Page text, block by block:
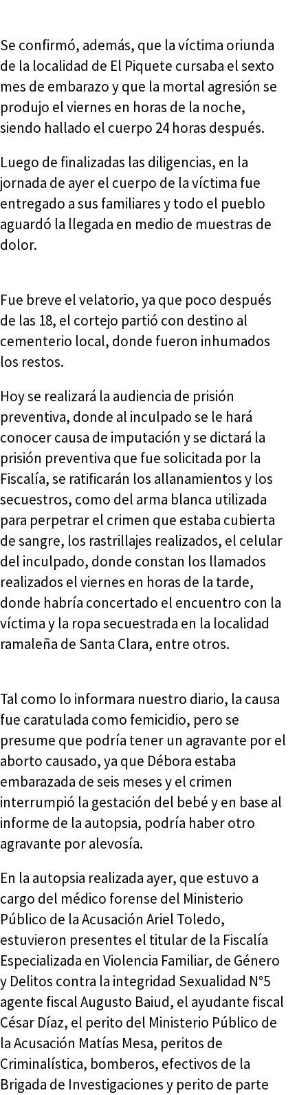
Se confirmó, además, que la víctima oriunda
de la localidad de El Piquete cursaba el sexto
mes de embarazo y que la mortal agresión se
produjo el viernes en horas de la noche,
siendo hallado el cuerpo 24 horas después.
Luego de finalizadas las diligencias, en la
jornada de ayer el cuerpo de la víctima fue
entregado a sus familiares y todo el pueblo
aguardó la llegada en medio de muestras de
dolor.
Fue breve el velatorio, ya que poco después
de las 18, el cortejo partió con destino al
cementerio local, donde fueron inhumados
los restos.
Hoy se realizará la audiencia de prisión
preventiva, donde al inculpado se le hará
conocer causa de imputación y se dictará la
prisión preventiva que fue solicitada por la
Fiscalía, se ratificarán los allanamientos y los
secuestros, como del arma blanca utilizada
para perpetrar el crimen que estaba cubierta
de sangre, los rastrillajes realizados, el celular
del inculpado, donde constan los llamados
realizados el viernes en horas de la tarde,
donde habría concertado el encuentro con la
víctima y la ropa secuestrada en la localidad
ramaleña de Santa Clara, entre otros.
Tal como lo informara nuestro diario, la causa
fue caratulada como femicidio, pero se
presume que podría tener un agravante por el
aborto causado, ya que Débora estaba
embarazada de seis meses y el crimen
interrumpió la gestación del bebé y en base al
informe de la autopsia, podría haber otro
agravante por alevosía.
En la autopsia realizada ayer, que estuvo a
cargo del médico forense del Ministerio
Público de la Acusación Ariel Toledo,
estuvieron presentes el titular de la Fiscalía
Especializada en Violencia Familiar, de Género
y Delitos contra la integridad Sexualidad N°5
agente fiscal Augusto Baiud, el ayudante fiscal
César Díaz, el perito del Ministerio Público de
la Acusación Matías Mesa, peritos de
Criminalística, bomberos, efectivos de la
Brigada de Investigaciones y perito de parte